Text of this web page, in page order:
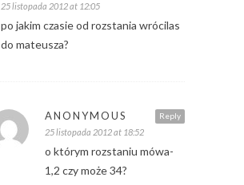
25 listopada 2012 at 12:05
po jakim czasie od rozstania wrócilas
do mateusza?
Reply
ANONYMOUS
25 listopada 2012 at 18:52
o którym rozstaniu mówa-
1,2 czy może 34?